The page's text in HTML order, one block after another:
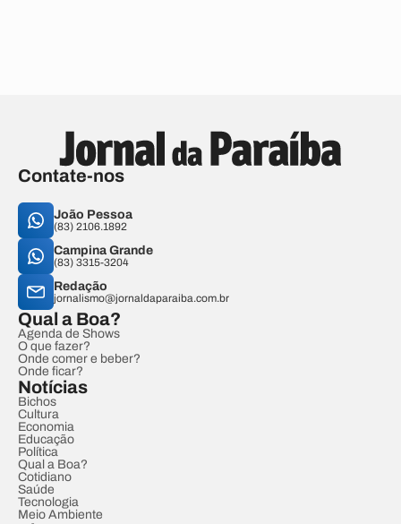
Contate-nos
João Pessoa
(83) 2106.1892
Campina Grande
(83) 3315-3204
Redação
jornalismo@jornaldaparaiba.com.br
Qual a Boa?
Agenda de Shows
O que fazer?
Onde comer e beber?
Onde ficar?
Notícias
Bichos
Cultura
Economia
Educação
Política
Qual a Boa?
Cotidiano
Saúde
Tecnologia
Meio Ambiente